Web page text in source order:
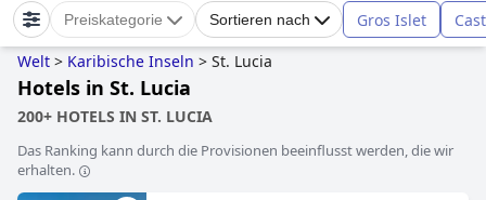
Preiskategorie Sortieren nach Gros Islet
Welt > Karibische Inseln > St. Lucia
Hotels in St. Lucia
200+ HOTELS IN ST. LUCIA
Das Ranking kann durch die Provisionen beeinflusst werden, die wir
erhalten.